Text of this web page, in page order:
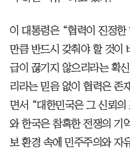
이 대통령은 “협력이 진정
만큼 반드시 갖춰야 할 것이
급이 끊기지 않으리라는 확
리라는 믿음 없이 협력은 존
면서 “대한민국은 그 신뢰
와 한국은 참혹한 전쟁의 기
보 환경 속에 민주주의와 자